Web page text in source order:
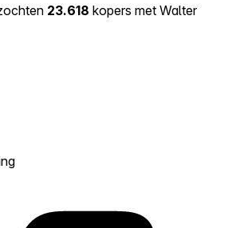
23.618 kopers met Walter